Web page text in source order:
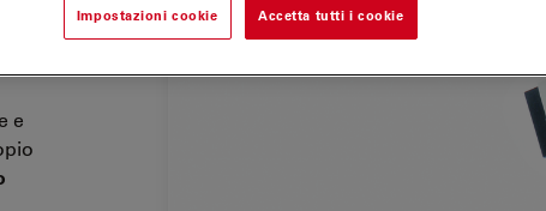
e
Impostazioni cookie Accetta tutti i cookie